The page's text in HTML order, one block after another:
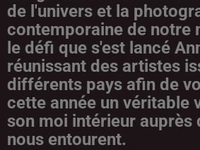
de l'univers et la
contemporaine de notre
le défi que s'est lancé
réunissant des artistes
différents pays afin de
cette année un véritable
son moi intérieur auprès
nous entourent.